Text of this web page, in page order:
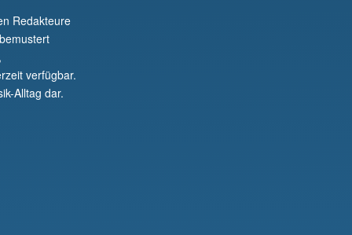
Redakteure
verfügbar.
Alltag dar.